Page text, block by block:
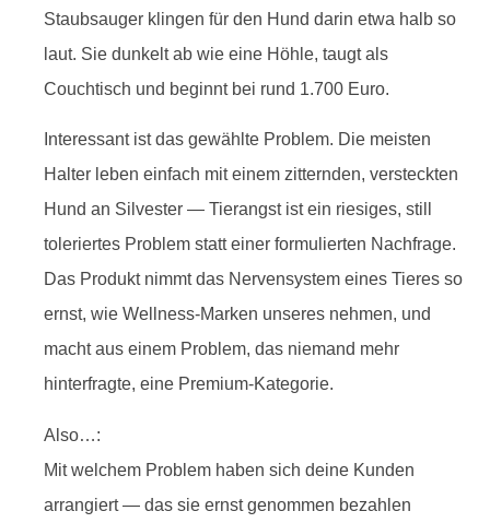
Staubsauger klingen für den Hund darin etwa halb so
laut. Sie dunkelt ab wie eine Höhle, taugt als
Couchtisch und beginnt bei rund 1.700 Euro.
Interessant ist das gewählte Problem. Die meisten
Halter leben einfach mit einem zitternden, versteckten
Hund an Silvester — Tierangst ist ein riesiges, still
toleriertes Problem statt einer formulierten Nachfrage.
Das Produkt nimmt das Nervensystem eines Tieres so
ernst, wie Wellness-Marken unseres nehmen, und
macht aus einem Problem, das niemand mehr
hinterfragte, eine Premium-Kategorie.
Also…:
Mit welchem Problem haben sich deine Kunden
arrangiert — das sie ernst genommen bezahlen